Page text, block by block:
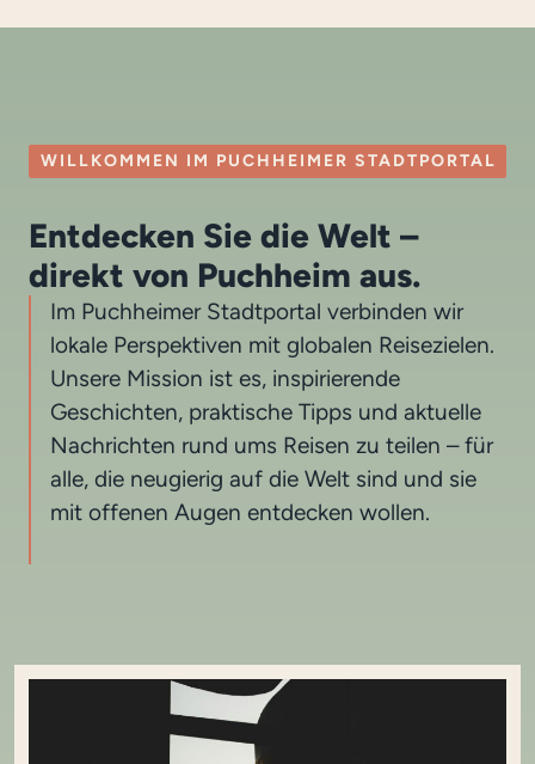
WILLKOMMEN IM PUCHHEIMER STADTPORTAL
Entdecken Sie die Welt –
direkt von Puchheim aus.
Im Puchheimer Stadtportal verbinden wir
lokale Perspektiven mit globalen Reisezielen.
Unsere Mission ist es, inspirierende
Geschichten, praktische Tipps und aktuelle
Nachrichten rund ums Reisen zu teilen – für
alle, die neugierig auf die Welt sind und sie
mit offenen Augen entdecken wollen.